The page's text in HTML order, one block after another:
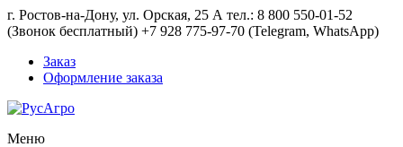
г. Ростов-на-Дону, ул. Орская, 25 А тел.: 8 800 550-01-52
(Звонок бесплатный) +7 928 775-97-70 (Telegram, WhatsApp)
Заказ
Оформление заказа
Меню